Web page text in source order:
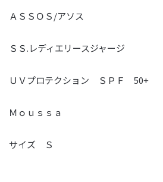
ＡＳＳＯＳ/アソス
ＳＳ.レディエリースジャージ
ＵＶプロテクション ＳＰＦ 50+
Ｍｏｕｓｓａ
サイズ Ｓ